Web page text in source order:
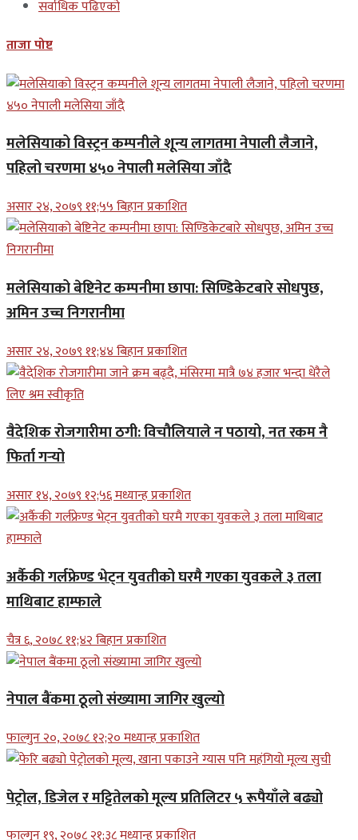
सर्वाधिक पढिएको
ताजा पोष्ट
मलेसियाको विस्ट्रन कम्पनीले शून्य लागतमा नेपाली लैजाने,
पहिलो चरणमा ४५० नेपाली मलेसिया जाँदै
असार २४, २०७९ ११;५५ बिहान प्रकाशित
मलेसियाको बेष्टिनेट कम्पनीमा छापा: सिण्डिकेटबारे सोधपुछ,
अमिन उच्च निगरानीमा
असार २४, २०७९ ११;४४ बिहान प्रकाशित
वैदेशिक रोजगारीमा ठगी: विचौलियाले न पठायो, नत रकम नै
फिर्ता गर्‍यो
असार १४, २०७९ १२;५६ मध्यान्ह प्रकाशित
अर्कैकी गर्लफ्रेण्ड भेट्न युवतीको घरमै गएका युवकले ३ तला
माथिबाट हाम्फाले
चैत्र ६, २०७८ ११;४२ बिहान प्रकाशित
नेपाल बैंकमा ठूलो संख्यामा जागिर खुल्यो
फाल्गुन २०, २०७८ १२;२० मध्यान्ह प्रकाशित
पेट्रोल, डिजेल र मट्टितेलको मूल्य प्रतिलिटर ५ रूपैयाँले बढ्यो